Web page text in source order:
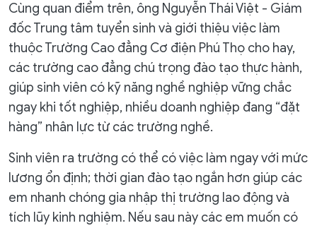
Cùng quan điểm trên, ông Nguyễn Thái Việt - Giám
đốc Trung tâm tuyển sinh và giới thiệu việc làm
thuộc Trường Cao đẳng Cơ điện Phú Thọ cho hay,
các trường cao đẳng chú trọng đào tạo thực hành,
giúp sinh viên có kỹ năng nghề nghiệp vững chắc
ngay khi tốt nghiệp, nhiều doanh nghiệp đang “đặt
hàng” nhân lực từ các trường nghề.
Sinh viên ra trường có thể có việc làm ngay với mức
lương ổn định; thời gian đào tạo ngắn hơn giúp các
em nhanh chóng gia nhập thị trường lao động và
tích lũy kinh nghiệm. Nếu sau này các em muốn có